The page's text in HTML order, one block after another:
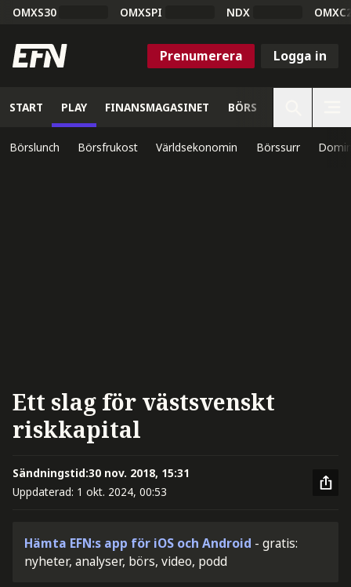
OMXS30 OMXSPI NDX
Prenumerera Logga in
START PLAY FINANSMAGASINET BÖRS
Börslunch Börsfrukost Världsekonomin Börssurr
Ett slag för västsvenskt
riskkapital
Sändningstid:30 nov. 2018, 15:31
Uppdaterad: 1 okt. 2024, 00:53
Hämta EFN:s app för iOS och Android - gratis:
nyheter, analyser, börs, video, podd